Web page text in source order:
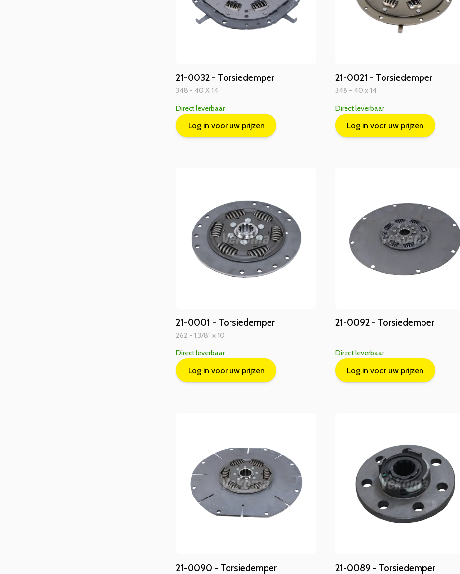
21-0032 - Torsiedemper
348 - 40 X 14
Direct leverbaar
Log in voor uw prijzen
21-0021 - Torsiedemper
348 - 40 x 14
Direct leverbaar
Log in voor uw prijzen
21-0001 - Torsiedemper
262 - 1,3/8" x 10
Direct leverbaar
Log in voor uw prijzen
21-0092 - Torsiedemper
Direct leverbaar
Log in voor uw prijzen
21-0090 - Torsiedemper 21-0089 - Torsiedemper